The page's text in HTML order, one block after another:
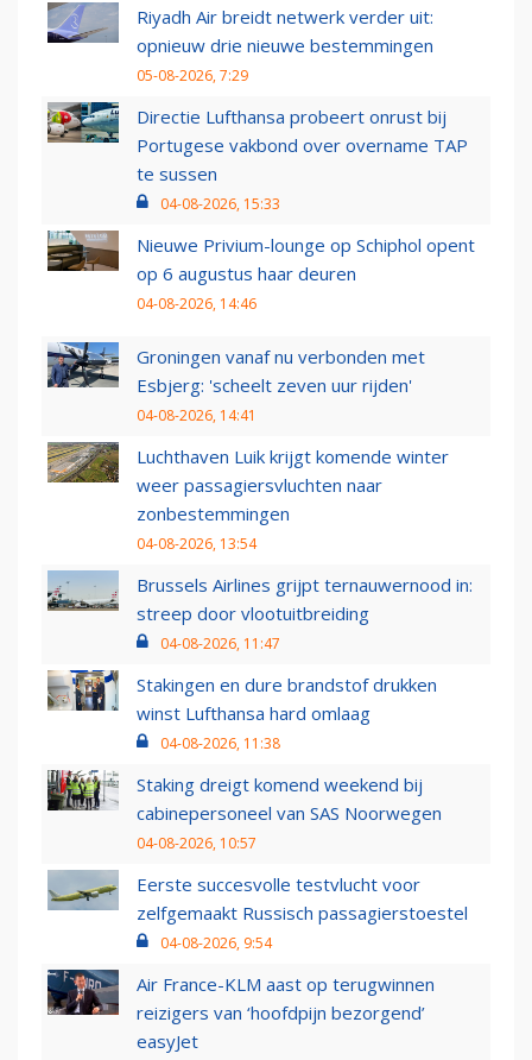
Riyadh Air breidt netwerk verder uit:
opnieuw drie nieuwe bestemmingen
05-08-2026, 7:29
Directie Lufthansa probeert onrust bij
Portugese vakbond over overname TAP
te sussen
04-08-2026, 15:33
Nieuwe Privium-lounge op Schiphol opent
op 6 augustus haar deuren
04-08-2026, 14:46
Groningen vanaf nu verbonden met
Esbjerg: 'scheelt zeven uur rijden'
04-08-2026, 14:41
Luchthaven Luik krijgt komende winter
weer passagiersvluchten naar
zonbestemmingen
04-08-2026, 13:54
Brussels Airlines grijpt ternauwernood in:
streep door vlootuitbreiding
04-08-2026, 11:47
Stakingen en dure brandstof drukken
winst Lufthansa hard omlaag
04-08-2026, 11:38
Staking dreigt komend weekend bij
cabinepersoneel van SAS Noorwegen
04-08-2026, 10:57
Eerste succesvolle testvlucht voor
zelfgemaakt Russisch passagierstoestel
04-08-2026, 9:54
Air France-KLM aast op terugwinnen
reizigers van ‘hoofdpijn bezorgend’
easyJet